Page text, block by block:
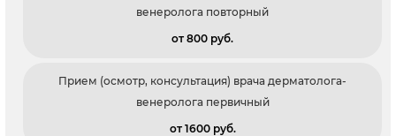
венеролога повторный
от 800 pуб.
Прием (осмотр, консультация) врача дерматолога-
венеролога первичный
от 1600 pуб.